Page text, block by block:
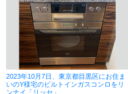
2023年10月7日、東京都目黒区にお住ま
いのY様宅のビルトインガスコンロをリ
ンナイ「リッセ」